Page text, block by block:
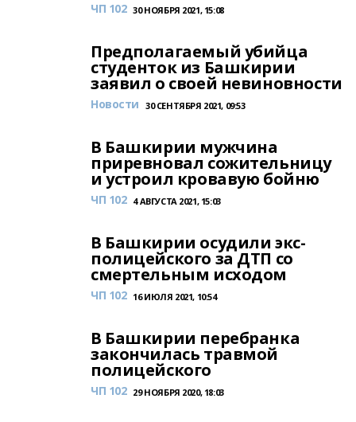
ЧП 102 30 НОЯБРЯ 2021, 15:08
Предполагаемый убийца
студенток из Башкирии
заявил о своей невиновности
Новости 30 СЕНТЯБРЯ 2021, 09:53
В Башкирии мужчина
приревновал сожительницу
и устроил кровавую бойню
ЧП 102 4 АВГУСТА 2021, 15:03
В Башкирии осудили экс-
полицейского за ДТП со
смертельным исходом
ЧП 102 16 ИЮЛЯ 2021, 10:54
В Башкирии перебранка
закончилась травмой
полицейского
ЧП 102 29 НОЯБРЯ 2020, 18:03